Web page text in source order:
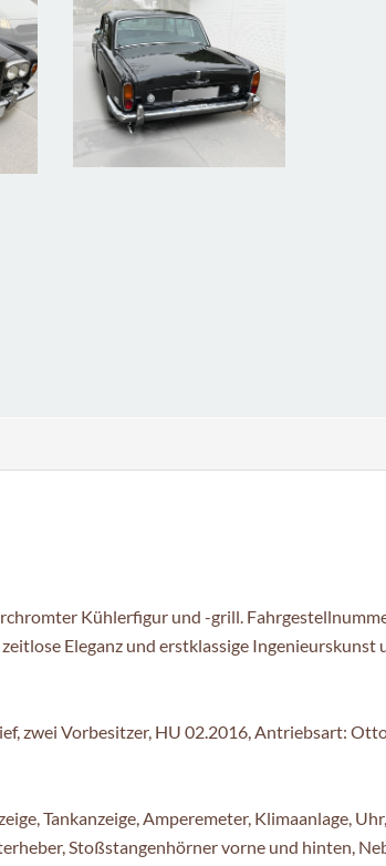
Kühlerfigur und -grill.
Eleganz und erstklassige
zwei Vorbesitzer, HU 02.2016, Antriebsart:
Tankanzeige, Amperemeter, Klimaanlage,
Stoßstangenhörner vorne und hinten,